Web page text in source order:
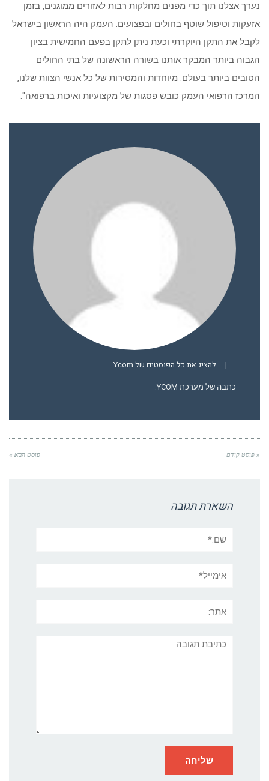
נערך אצלנו תוך כדי מפנים מחלקות רבות לאזורים ממוגנים, בזמן
אזעקות וטיפול שוטף בחולים ובפצועים. העמק היה הראשון בישראל
לקבל את התקן היוקרתי וכעת ניתן לתקן בפעם החמישית בציון
הגבוה ביותר המבקר אותנו בשורה הראשונה של בתי החולים
הטובים ביותר בעולם. מיוחדות והמסירות של כל אנשי הצוות שלנו,
המרכז הרפואי העמק כובש פסגות של מקצועיות ואיכות ברפואה".
| להציג את כל הפוסטים של Ycom
כתבה של מערכת YCOM.
« פוסט קודם פוסט הבא »
השארת תגובה
תגובה